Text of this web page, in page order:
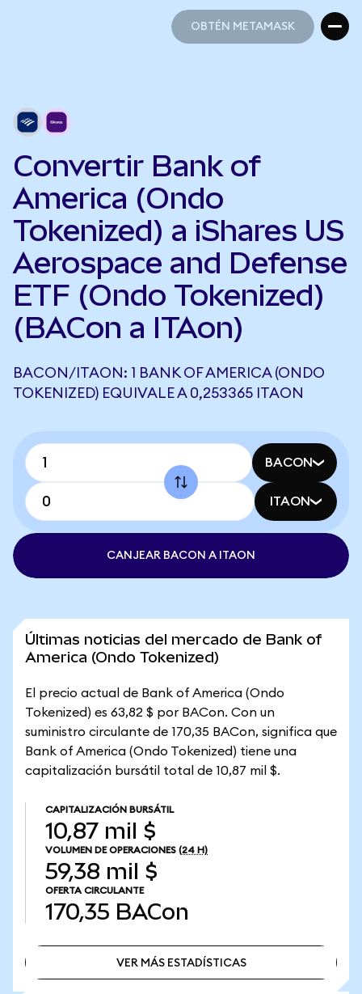
OBTÉN METAMASK
Convertir Bank of
America (Ondo
Tokenized) a iShares US
Aerospace and Defense
ETF (Ondo Tokenized)
(BACon a ITAon)
BACON/ITAON: 1 BANK OF AMERICA (ONDO
TOKENIZED) EQUIVALE A 0,253365 ITAON
BACON
ITAON
CANJEAR BACON A ITAON
Últimas noticias del mercado de Bank of
America (Ondo Tokenized)
El precio actual de Bank of America (Ondo
Tokenized) es 63,82 $ por BACon. Con un
suministro circulante de 170,35 BACon, significa que
Bank of America (Ondo Tokenized) tiene una
capitalización bursátil total de 10,87 mil $.
CAPITALIZACIÓN BURSÁTIL
10,87 mil $
VOLUMEN DE OPERACIONES (24 H)
59,38 mil $
OFERTA CIRCULANTE
170,35 BACon
VER MÁS ESTADÍSTICAS